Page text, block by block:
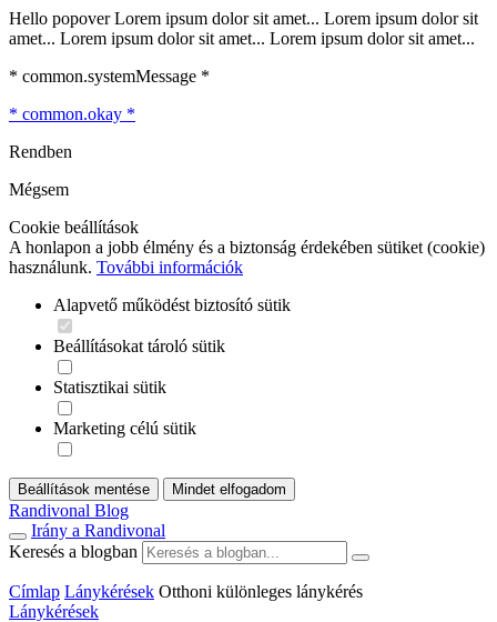
Hello popover Lorem ipsum dolor sit amet... Lorem ipsum dolor sit
amet... Lorem ipsum dolor sit amet... Lorem ipsum dolor sit amet...
* common.systemMessage *
* common.okay *
Rendben
Mégsem
Cookie beállítások
A honlapon a jobb élmény és a biztonság érdekében sütiket (cookie)
használunk. További információk
Alapvető működést biztosító sütik
Beállításokat tároló sütik
Statisztikai sütik
Marketing célú sütik
Beállítások mentése Mindet elfogadom
Randivonal Blog
Irány a Randivonal
Keresés a blogban
Címlap Lánykérések Otthoni különleges lánykérés
Lánykérések